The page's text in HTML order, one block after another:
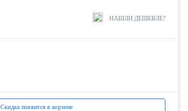
НАШЛИ ДЕШЕВЛЕ?
Скидка появится в корзине